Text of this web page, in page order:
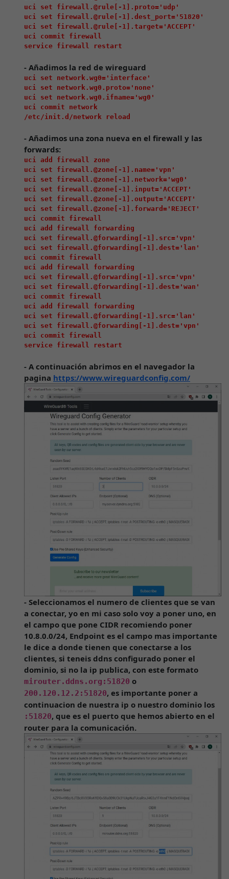
uci set firewall.@rule[-1].proto='udp'
uci set firewall.@rule[-1].dest_port='51820'
uci set firewall.@rule[-1].target='ACCEPT'
uci commit firewall
- Añadimos la red de wireguard
uci set network.wg0='interface'
uci set network.wg0.proto='none'
uci set network.wg0.ifname='wg0'
uci commit network
- Añadimos una zona nueva en el firewall y las
forwards:
uci add firewall zone
uci set firewall.@zone[-1].name='vpn'
uci set firewall.@zone[-1].network='wg0'
uci set firewall.@zone[-1].input='ACCEPT'
uci set firewall.@zone[-1].output='ACCEPT'
uci set firewall.@zone[-1].forward='REJECT'
uci commit firewall
uci add firewall forwarding
uci set firewall.@forwarding[-1].src='vpn'
uci set firewall.@forwarding[-1].dest='lan'
uci commit firewall
uci add firewall forwarding
uci set firewall.@forwarding[-1].src='vpn'
uci set firewall.@forwarding[-1].dest='wan'
uci commit firewall
uci add firewall forwarding
uci set firewall.@forwarding[-1].src='lan'
uci set firewall.@forwarding[-1].dest='vpn'
uci commit firewall
- A continuación abrimos en el navegador la
pagina https://www.wireguardconfig.com/
- Seleccionamos el numero de clientes que se van
a conectar, yo en mi caso solo voy a poner uno, en
el campo que pone CIDR recomiendo poner
10.8.0.0/24, Endpoint es el campo mas importante
le dice a donde tienen que conectarse a los
clientes, si teneis ddns configurado poner el
dominio, si no la ip publica, con este formato
mirouter.ddns.org:51820 o
200.120.12.2:51820, es importante poner a
continuacion de nuestra ip o nuestro dominio los
:51820, que es el puerto que hemos abierto en el
router para la comunicación.